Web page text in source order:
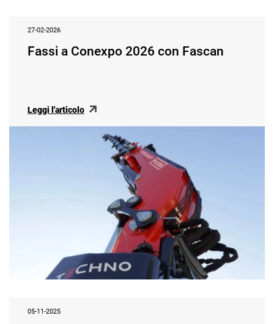
27-02-2026
Fassi a Conexpo 2026 con Fascan
Leggi l'articolo
05-11-2025